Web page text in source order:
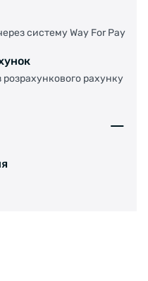
систему Way For Pay
розрахункового рахунку